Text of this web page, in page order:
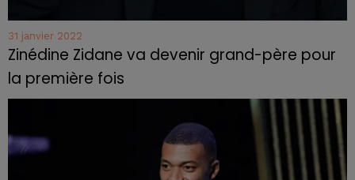
31 janvier 2022
Zinédine Zidane va devenir grand-père pour
la première fois